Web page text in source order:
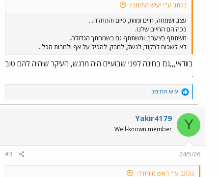
נכתב ע"י יעיש התימני:
עצב ושמחה, חיים ומוות, סיום והתחלה...
ככה הם החיים שלנו.
משתתף בצערך, ומשתתף גם בשמחתך הגדולה.
לא לשכוח לרקוד, לנשק, לחבק, להכיל על אף ולמרות הכל...
בוודאי,,,גם בחינה לפני שבועיים היה מרגש, העיקר שיהיה להם טוב
.
R
e
a
i
n
s
יעיש התימני
Y
Yakir4179
Well-known member
24/5/26
#3
נכתב ע"י ראש מיוחד1: